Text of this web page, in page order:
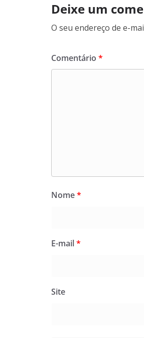
Deixe um
O seu endereço de e-
Comentário *
Nome*
E-mail*
Site